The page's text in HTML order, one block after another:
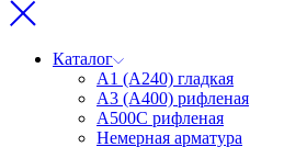
Каталог
А1 (А240) гладкая
А3 (А400) рифленая
А500С рифленая
Немерная арматура